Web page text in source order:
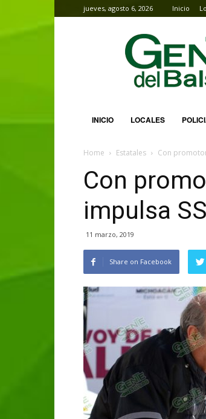
jueves, agosto 6, 2026 Inicio
Gente
del
Balsas
INICIO LOCALES
Home Estatales Con
Con
impulsa
11 marzo, 2019
Share on Facebook